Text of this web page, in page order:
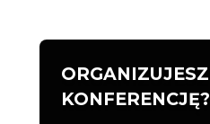
ORGANIZUJESZ
KONFERENCJĘ?